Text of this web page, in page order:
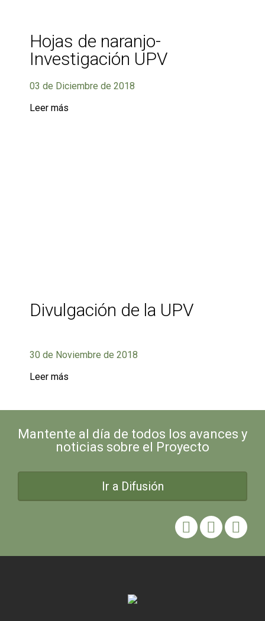
Hojas de naranjo-
Investigación UPV
03 de Diciembre de 2018
Leer más
Divulgación de la UPV
30 de Noviembre de 2018
Leer más
Mantente al día de todos los avances y
noticias sobre el Proyecto
Ir a Difusión